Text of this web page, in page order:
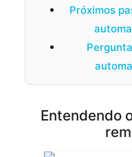
Próximos
Entendendo